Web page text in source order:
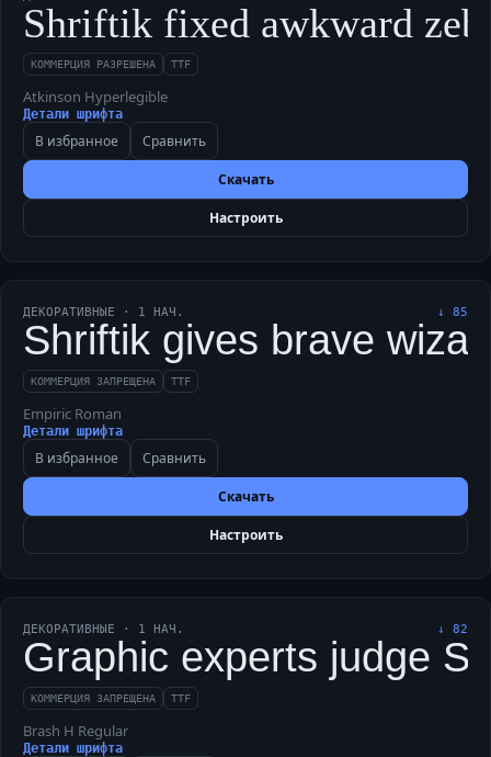
Shriftik fixed awkward
КОММЕРЦИЯ РАЗРЕШЕНА TTF
Atkinson Hyperlegible
Детали шрифта
В избранное Сравнить
Скачать
Настроить
ДЕКОРАТИВНЫЕ · 1 НАЧ. ↓ 85
Shriftik gives brave
КОММЕРЦИЯ ЗАПРЕЩЕНА TTF
Empiric Roman
Детали шрифта
В избранное Сравнить
Скачать
Настроить
ДЕКОРАТИВНЫЕ · 1 НАЧ. ↓ 82
Graphic experts judge
КОММЕРЦИЯ ЗАПРЕЩЕНА TTF
Brash H Regular
Детали шрифта